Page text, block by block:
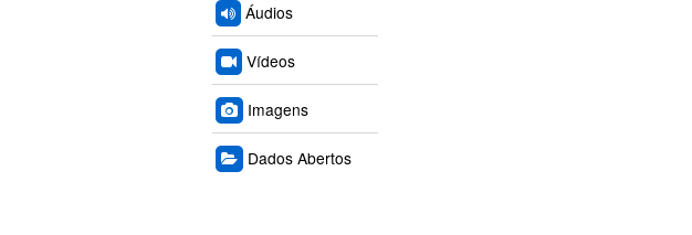
Áudios
Vídeos
Imagens
Dados Abertos